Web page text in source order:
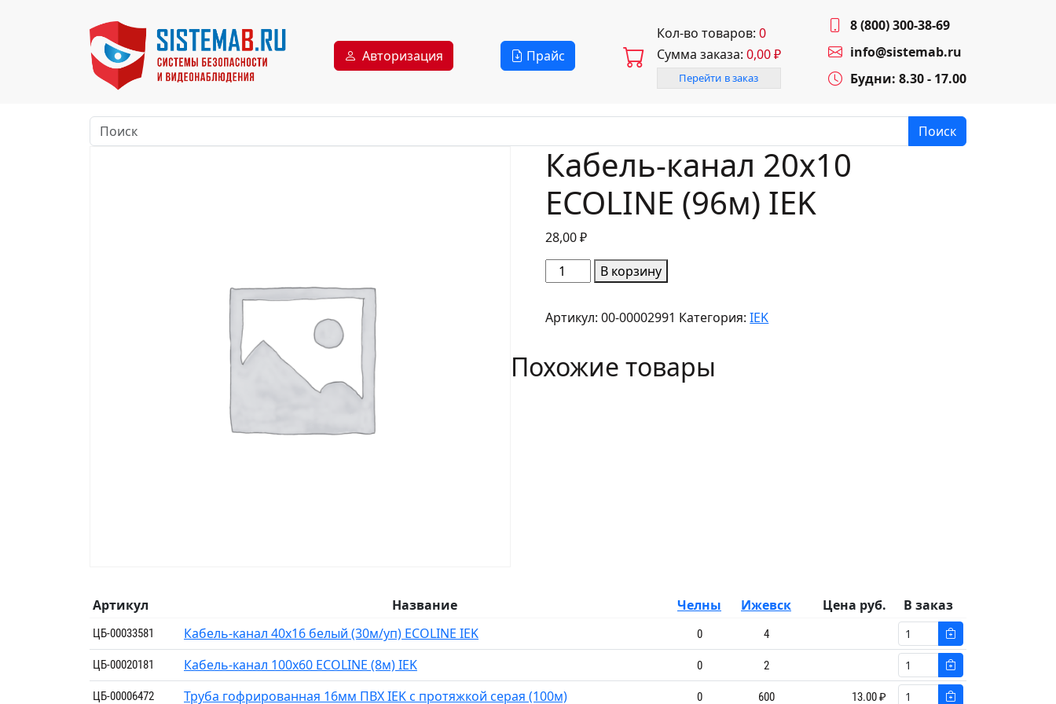
Авторизация Прайс
Кол-во товаров: 0
Сумма заказа: 0,00₽
Перейти в заказ
8 (800) 300-38-69
info@sistemab.ru
Будни: 8.30 - 17.00
Поиск
Кабель-канал 20х10
ECOLINE (96м) IEK
28,00₽
Количество
товара
канал
ECOLINE
(96м)
В корзину
Артикул:00-00002991 Категория:IEK
Похожие товары
Артикул Название Челны Ижевск Цена руб. В заказ
ЦБ-00033581 Кабель-канал 40х16 белый (30м/уп) ECOLINE IEK 0 4
ЦБ-00020181 Кабель-канал 100х60 ECOLINE (8м) IEK 0 2
ЦБ-00006472 Труба гофрированная 16мм ПВХ IEK с протяжкой серая (100м) 0 600 13.00 ₽